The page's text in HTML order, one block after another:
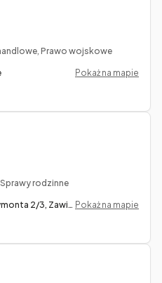
Prawo wojskowe
Pokaż na mapie
rodzinne
Władysława Stanisława Reymonta 2/3, Zawiercie Pokaż na mapie